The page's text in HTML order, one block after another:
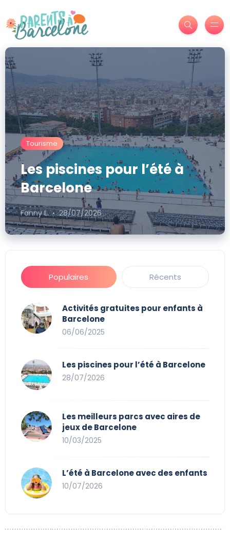
Tourisme
Les piscines pour l’été à
Barcelone
Fanny L. 28/07/2026
Populaires Récents
Activités gratuites pour enfants à
Barcelone
06/06/2025
Les piscines pour l’été à Barcelone
28/07/2026
Les meilleurs parcs avec aires de
jeux de Barcelone
10/03/2025
L’été à Barcelone avec des enfants
10/07/2026